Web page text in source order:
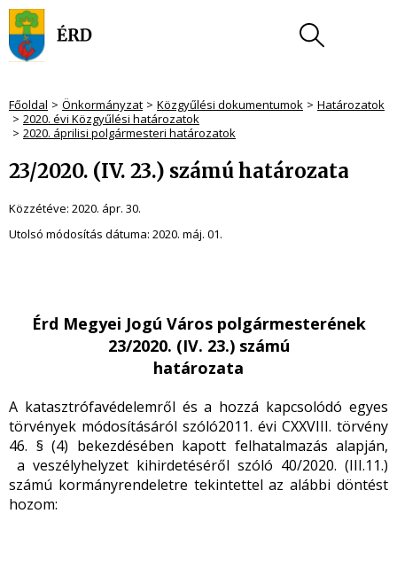
Főoldal Önkormányzat Közgyűlési dokumentumok
Határozatok
2020. évi Közgyűlési határozatok
2020. áprilisi polgármesteri határozatok
23/2020. (IV. 23.) számú határozata
Közzétéve: 2020. ápr. 30.
Utolsó módosítás dátuma: 2020. máj. 01.
Érd Megyei Jogú Város polgármesterének
23/2020. (IV. 23.) számú
határozata
A katasztrófavédelemről és a hozzá kapcsolódó egyes
törvények módosításáról szóló2011. évi CXXVIII. törvény
46. § (4) bekezdésében kapott felhatalmazás alapján,
a veszélyhelyzet kihirdetéséről szóló 40/2020. (III.11.)
számú kormányrendeletre tekintettel az alábbi döntést
hozom: